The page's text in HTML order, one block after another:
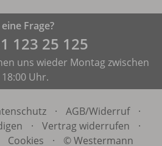
Frage?
­123 25 125
uns wieder Montag zwischen
Uhr.
· AGB/Widerruf
·
· Vertrag widerrufen
·
Cookies · © Westermann